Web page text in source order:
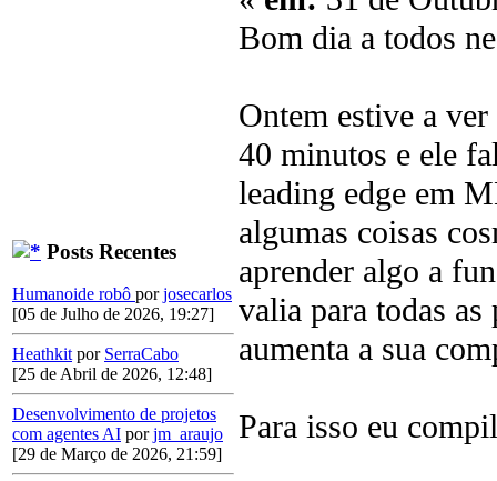
Posts Recentes
Humanoide robô porjosecarlos
[05 de Julho de 2026, 19:27]
Heathkit por SerraCabo
[25 de Abril de 2026, 12:48]
Desenvolvimento de projetos
com agentes AI porjm_araujo
[29 de Março de 2026, 21:59]
Bom dia a todos
Ontem estive a
40 minutos e ele
leading edge em
algumas coisas
aprender algo a
valia para todas
aumenta a sua
Para isso eu